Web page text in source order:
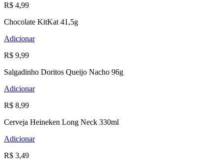
R$ 4,99
Chocolate KitKat 41,5g
Adicionar
R$ 9,99
Salgadinho Doritos Queijo Nacho 96g
Adicionar
R$ 8,99
Cerveja Heineken Long Neck 330ml
Adicionar
R$ 3,49